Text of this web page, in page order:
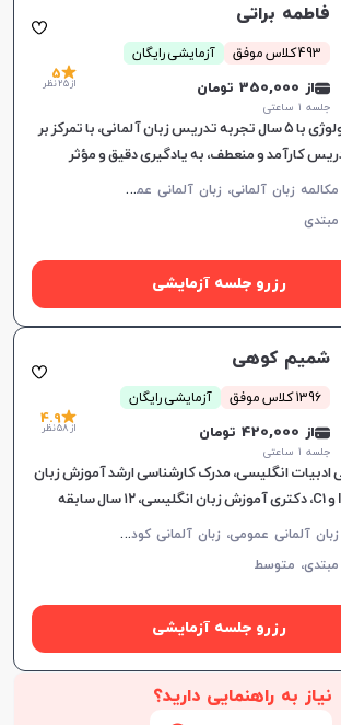
فاطمه براتی
493 کلاس موفق آزمایشی رایگان
از 350,000 تومان
جلسه ۱ ساعتی
5
از 25 نظر
کارشناس ارشد هماتولوژی با ۵ سال تجربه تدریس زبان آلمانی، با تمرکز بر
کارآمد و منعطف، به یادگیری دقیق و مؤثر
م
کالمه زبان آلمانی، زبان آلمانی عمومی
مبتدی
رزرو جلسه آزمایشی
شمیم کوهی
1396 کلاس موفق آزمایشی رایگان
از 420,000 تومان
جلسه ۱ ساعتی
4.9
از 58 نظر
ادبیات انگلیسی، مدرک کارشناسی ارشد آموزش زبان
آلمانی، مدرک IELTS و C1، دکتری آموزش زبان انگلیسی، ۱۲ سال سابقه
آلمانی و ترکی
ز
بان آلمانی عمومی، زبان آلمانی کودکان، DSH، TestDaF، ÖSD، Goethe، مکالمه زبان آلمانی
مبتدی، متوسط
رزرو جلسه آزمایشی
نیاز به راهنمایی دارید؟